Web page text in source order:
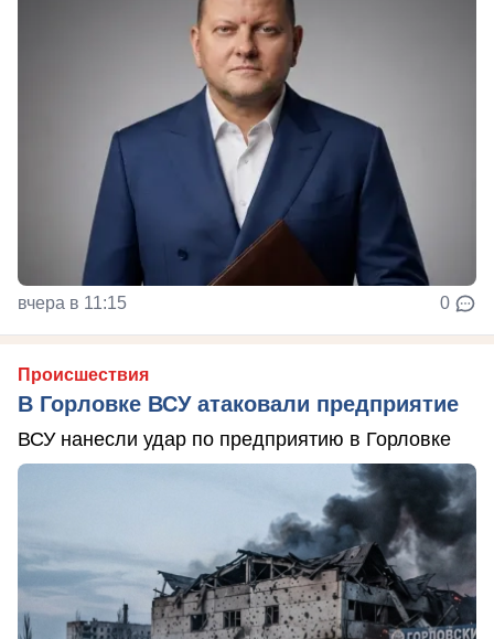
вчера в 11:15 0
Происшествия
В Горловке ВСУ атаковали предприятие
ВСУ нанесли удар по предприятию в Горловке